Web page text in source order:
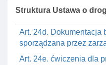
Struktura Ustawa o
Art. 24ca. Okresowe
obiektów inżynierskich I
Art. 24d. Dokumentacja
sporządzana przez
Art. 24e. ćwiczenia dla